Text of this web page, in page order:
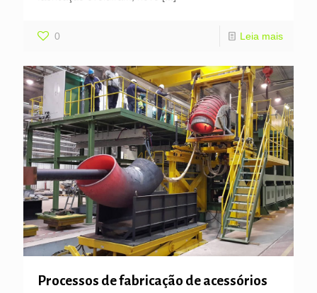
0 Leia mais
Processos de fabricação de acessórios